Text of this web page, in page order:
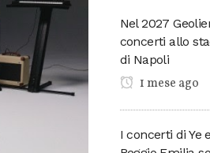
Nel 2027
concerti allo
di Napoli
1 mese ago
I concerti di Ye